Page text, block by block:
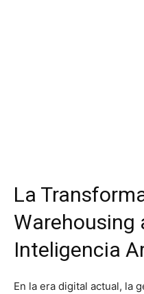
La
Warehousing
Inteligencia
En la era digital actual, la